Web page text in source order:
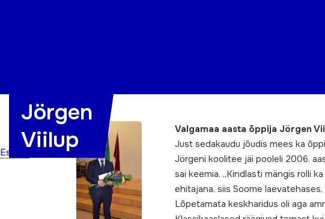
Esileht
Jörgen
Viilup
Valgamaa aasta õppija Jörgen
Just sedakaudu jõudis mees ka
Jörgeni koolitee jäi pooleli 2006.
sai keemia. „Kindlasti mängis rolli
ehitajana, siis Soome
Lõpetamata keskharidus oli aga